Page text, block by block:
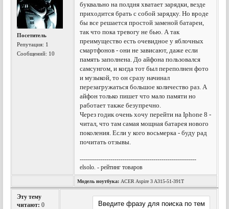
Посетитель
Репутация: 1
Сообщений: 10
буквально на полдня хватает зарядки, везде
приходится брать с собой зарядку. Но вроде
бы все решается простой заменой батареи,
так что пока тревогу не бью. А так
преимущество есть очевидное у яблочных
смартфонов - они не зависают, даже если
память заполнена. До айфона пользовался
самсунгом, и когда тот был переполнен фото
и музыкой, то он сразу начинал
перезагружаться большое количество раз. А
айфон только пишет что мало памяти но
работает также безупречно.
Через годик очень хочу перейти на Iphone 8 -
читал, что там самая мощная батарея нового
поколения. Если у кого восьмерка - буду рад
почитать отзывы.
---------------------------------------------------------
elsolo. - рейтинг товаров
Модель ноутбука: ACER Aspire 3 A315-51-391T
Эту тему
читают: 0